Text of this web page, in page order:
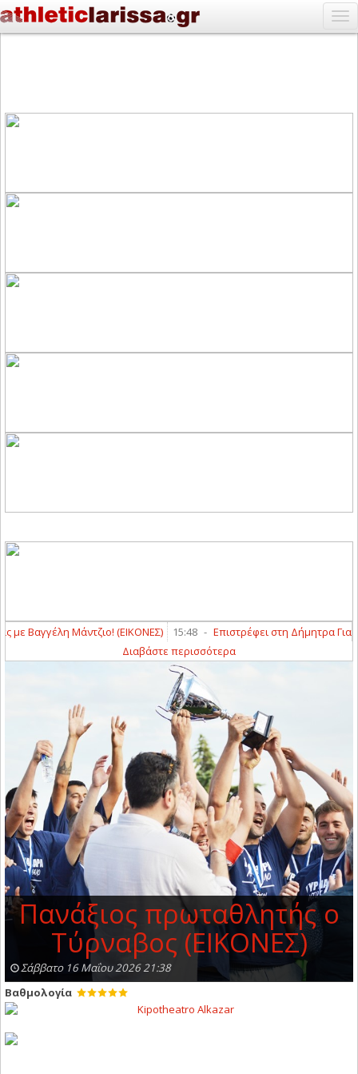
(ΕΙΚΟΝΕΣ) 15:48 - Επιστρέφει στη Δήμητρα Γιαννούλης ο
Διαβάστε περισσότερα
Πανάξιος πρωταθλητής ο
Τύρναβος (ΕΙΚΟΝΕΣ)
Σάββατο 16 Μαΐου 2026 21:38
Βαθμολογία